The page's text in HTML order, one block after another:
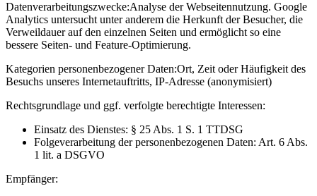
Datenverarbeitungszwecke:Analyse der Webseitennutzung. Google
Analytics untersucht unter anderem die Herkunft der Besucher, die
Verweildauer auf den einzelnen Seiten und ermöglicht so eine
bessere Seiten- und Feature-Optimierung.
Kategorien personenbezogener Daten:Ort, Zeit oder Häufigkeit des
Besuchs unseres Internetauftritts, IP-Adresse (anonymisiert)
Rechtsgrundlage und ggf. verfolgte berechtigte Interessen:
Einsatz des Dienstes: § 25 Abs. 1 S. 1 TTDSG
Folgeverarbeitung der personenbezogenen Daten: Art. 6 Abs.
1 lit. a DSGVO
Empfänger: